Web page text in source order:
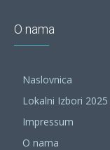
O nama
Naslovnica
Lokalni Izbori 2025
Impressum
O nama